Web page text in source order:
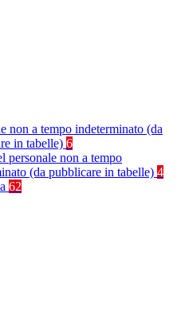
non a tempo indeterminato (da
in tabelle) 6
personale non a tempo
(da pubblicare in tabelle) 4
62